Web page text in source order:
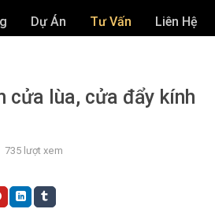
Dự Án Tư Vấn Liên Hệ
cửa lùa, cửa đẩy kính
735 lượt xem